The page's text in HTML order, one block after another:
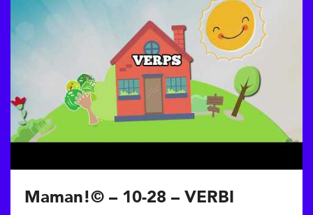
Maman!© – 10-28 – VERBI